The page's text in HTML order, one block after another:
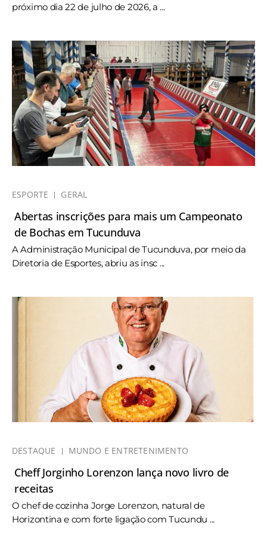
próximo dia 22 de julho de 2026, a ...
ESPORTE GERAL
Abertas inscrições para mais um Campeonato
de Bochas em Tucunduva
A Administração Municipal de Tucunduva, por meio da
Diretoria de Esportes, abriu as insc ...
DESTAQUE MUNDO E ENTRETENIMENTO
Cheff Jorginho Lorenzon lança novo livro de
receitas
O chef de cozinha Jorge Lorenzon, natural de
Horizontina e com forte ligação com Tucundu ...